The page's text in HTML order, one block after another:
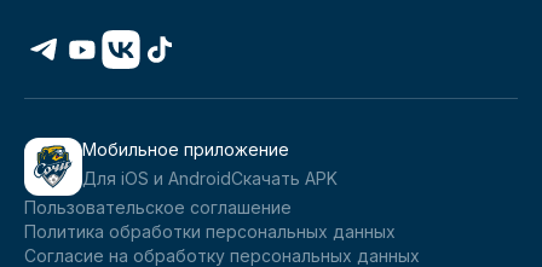
Мобильное приложение
Для iOS и AndroidСкачать APK
Пользовательское соглашение
Политика обработки персональных данных
Согласие на обработку персональных данных